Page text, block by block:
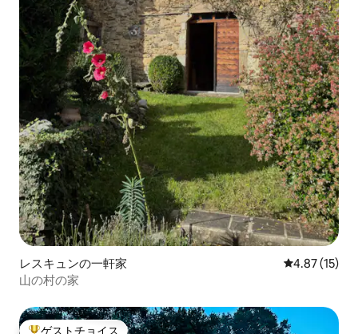
レスキュンの一軒家 レビュー15
4.87 (15)
山の村の家
ゲストチョイス